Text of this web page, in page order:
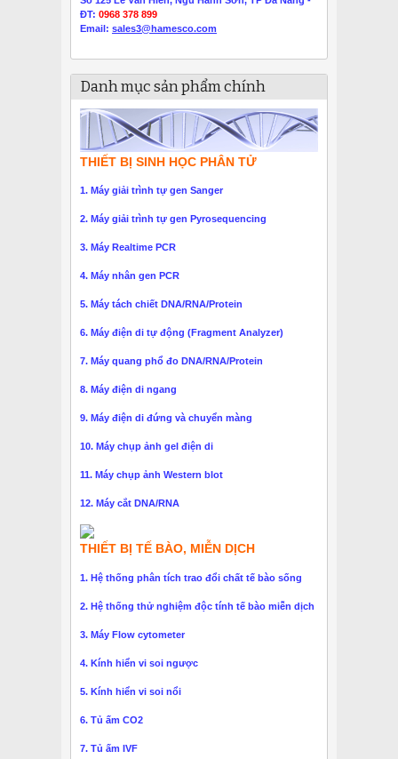
ĐT: 0968 378 899
Email: sales3@hamesco.com
Danh mục sản phẩm chính
THIẾT BỊ SINH HỌC PHÂN TỬ
1. Máy giải trình tự gen Sanger
2. Máy giải trình tự gen Pyrosequencing
3. Máy Realtime PCR
4. Máy nhân gen PCR
5. Máy tách chiết DNA/RNA/Protein
6. Máy điện di tự động (Fragment Analyzer)
7. Máy quang phổ đo DNA/RNA/Protein
8. Máy điện di ngang
9. Máy điện di đứng và chuyển màng
10. Máy chụp ảnh gel điện di
11. Máy chụp ảnh Western blot
12. Máy cắt DNA/RNA
THIẾT BỊ TẾ BÀO, MIỄN DỊCH
1. Hệ thống phân tích trao đổi chất tế bào sống
2. Hệ thống thử nghiệm độc tính tế bào miễn dịch
3. Máy Flow cytometer
4. Kính hiển vi soi ngược
5. Kính hiển vi soi nổi
6. Tủ ấm CO2
7. Tủ ấm IVF